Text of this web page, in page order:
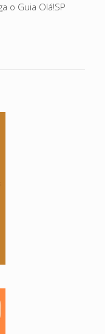
o Guia Olá!SP